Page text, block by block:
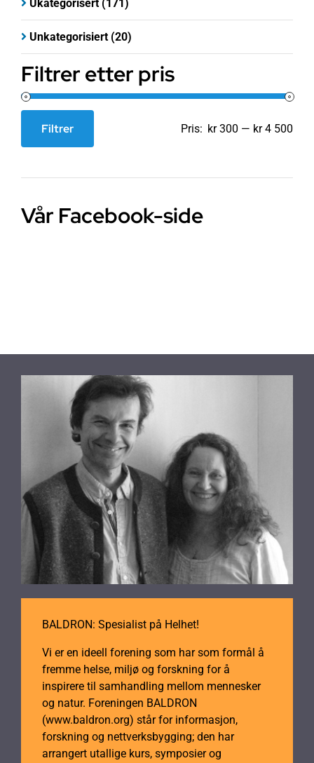
Ukategorisert (171)
Unkategorisiert (20)
Filtrer etter pris
Makspris
Filtrer Pris: kr 300 — kr 4 500
Vår Facebook-side
BALDRON: Spesialist på Helhet!
Vi er en ideell forening som har som formål å
fremme helse, miljø og forskning for å
inspirere til samhandling mellom mennesker
og natur. Foreningen BALDRON
(www.baldron.org) står for informasjon,
forskning og nettverksbygging; den har
arrangert utallige kurs, symposier og